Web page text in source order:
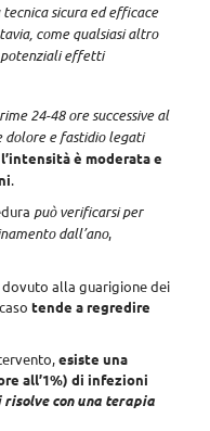
sicura ed efficace
come qualsiasi altro
potenziali effetti
24-48 ore successive al
e fastidio legati
è moderata e
.
può verificarsi per
dall’ano,
alla guarigione dei
tende a regredire
esiste una
all’1%) di infezioni
risolve con una terapia